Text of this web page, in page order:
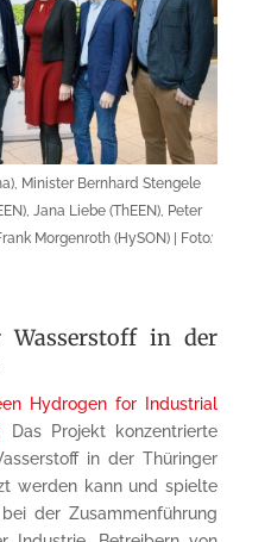
Minister Bernhard Stengele
Jana Liebe (ThEEN), Peter
Morgenroth (HySON) | Foto:
Wasserstoff in der
Hydrogen for Industrial
Das Projekt konzentrierte
in der Thüringer
werden kann und spielte
der Zusammenführung